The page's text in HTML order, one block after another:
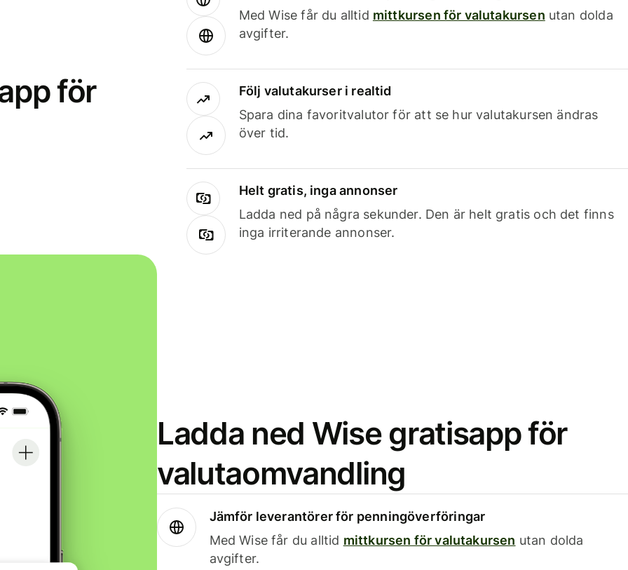
för
Med Wise får du alltid mittkursen för valutakursen utan dolda
avgifter.
Följ valutakurser i realtid
Spara dina favoritvalutor för att se hur valutakursen ändras
över tid.
Helt gratis, inga annonser
Ladda ned på några sekunder. Den är helt gratis och det finns
inga irriterande annonser.
Ladda ned Wise gratisapp för
valutaomvandling
Jämför leverantörer för penningöverföringar
Med Wise får du alltid mittkursen för valutakursen utan dolda
avgifter.